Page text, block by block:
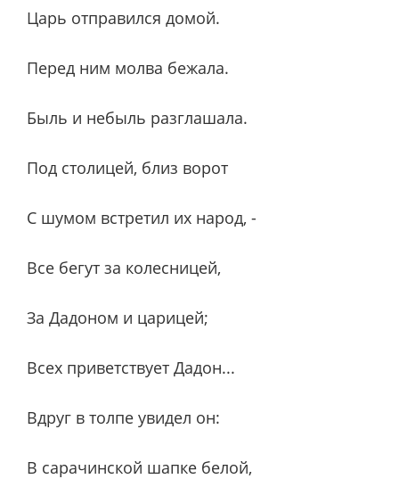
Царь отправился домой.
Перед ним молва бежала.
Быль и небыль разглашала.
Под столицей, близ ворот
С шумом встретил их народ, -
Все бегут за колесницей,
За Дадоном и царицей;
Всех приветствует Дадон...
Вдруг в толпе увидел он:
В сарачинской шапке белой,